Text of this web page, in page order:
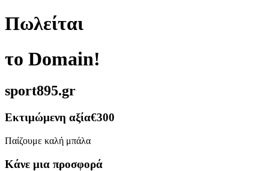
Πωλείται
το Domain!
sport895.gr
Εκτιμώμενη αξία€300
Παίζουμε καλή μπάλα
Κάνε μια προσφορά